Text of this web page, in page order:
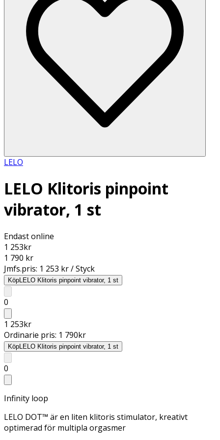
LELO
LELO Klitoris pinpoint
vibrator, 1 st
Endast online
1 253kr
1 790 kr
Jmfs.pris: 1 253 kr / Styck
KöpLELO Klitoris pinpoint vibrator, 1 st
0
1 253kr
Ordinarie pris: 1 790kr
KöpLELO Klitoris pinpoint vibrator, 1 st
0
Infinity loop
LELO DOT™ är en liten klitoris stimulator, kreativt
optimerad för multipla orgasmer